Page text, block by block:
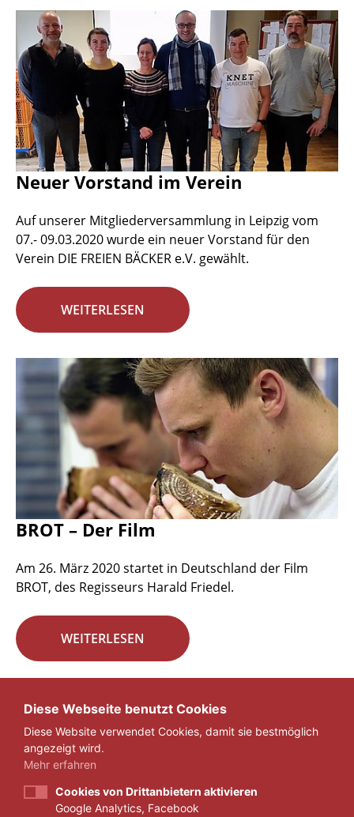
Neuer Vorstand im Verein
Auf unserer Mitgliederversammlung in Leipzig vom
07.- 09.03.2020 wurde ein neuer Vorstand für den
Verein DIE FREIEN BÄCKER e.V. gewählt.
WEITERLESEN
BROT – Der Film
Am 26. März 2020 startet in Deutschland der Film
BROT, des Regisseurs Harald Friedel.
WEITERLESEN
« 1 ... 21 22 23 ... 29 »
Diese Webseite benutzt Cookies
Diese Website verwendet Cookies, damit sie bestmöglich
angezeigt wird.
Mehr erfahren
Cookies von Drittanbietern aktivieren
Google Analytics, Facebook